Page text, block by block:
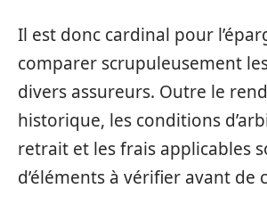
Il est donc cardinal pour
comparer scrupuleusement
divers assureurs. Outre le
historique, les conditions
retrait et les frais applicables
d’éléments à vérifier avant de